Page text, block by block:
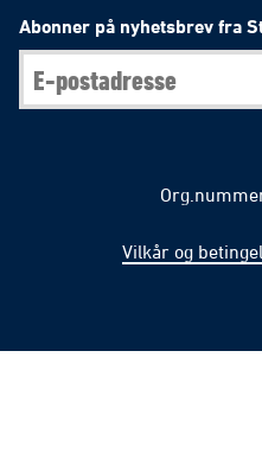
Abonner på nyhetsbrev fra
Vilkår og